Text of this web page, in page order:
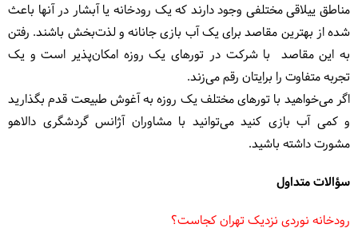
مناطق ییلاقی مختلفی وجود دارند که یک رودخانه یا آبشار در آنها باعث
شده از بهترین مقاصد برای یک آب بازی جانانه و لذت‌بخش باشند. رفتن
به این مقاصد با شرکت در تورهای یک روزه امکان‌پذیر است و یک
تجربه متفاوت را برایتان رقم می‌زند.
اگر می‌خواهید با تورهای مختلف یک روزه به آغوش طبیعت قدم بگذارید
و کمی آب بازی کنید می‌توانید با مشاوران آژانس گردشگری دالاهو
مشورت داشته باشید.
سؤالات متداول
رودخانه نوردی نزدیک تهران کجاست؟